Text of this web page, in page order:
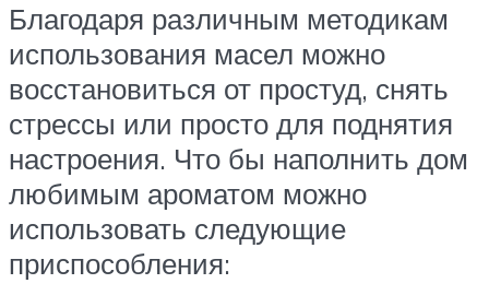
Благодаря различным методикам
использования масел можно
восстановиться от простуд, снять
стрессы или просто для поднятия
настроения. Что бы наполнить дом
любимым ароматом можно
использовать следующие
приспособления: